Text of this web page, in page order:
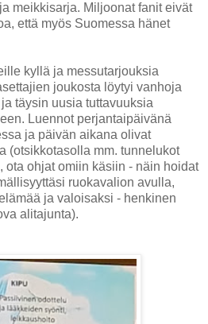
meikkisarja. Miljoonat fanit eivät
että myös Suomessa hänet
kyllä ja messutarjouksia
joukosta löytyi vanhoja
täysin uusia tuttavuuksia
Luennot perjantaipäivänä
ja päivän aikana olivat
(otsikkotasolla mm. tunnelukot
ota ohjat omiin käsiin - näin hoidat
ruokavalion avulla,
ja valoisaksi - henkinen
alitajunta).